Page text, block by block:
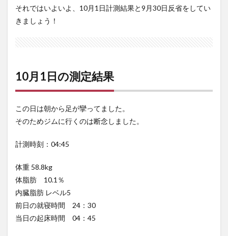
それではいよいよ、10月1日計測結果と9月30日反省をしてい
きましょう！
10月1日の測定結果
この日は朝から足が攣ってました。
そのためジムに行くのは断念しました。
計測時刻：04:45
体重 58.8kg
体脂肪 10.1％
内臓脂肪 レベル5
前日の就寝時間 24：30
当日の起床時間 04：45